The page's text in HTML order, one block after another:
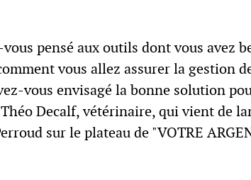
pensé aux outils dont vous avez
vous allez assurer la gestion
vous envisagé la bonne solution
Decalf, vétérinaire, qui vient de
sur le plateau de "VOTRE